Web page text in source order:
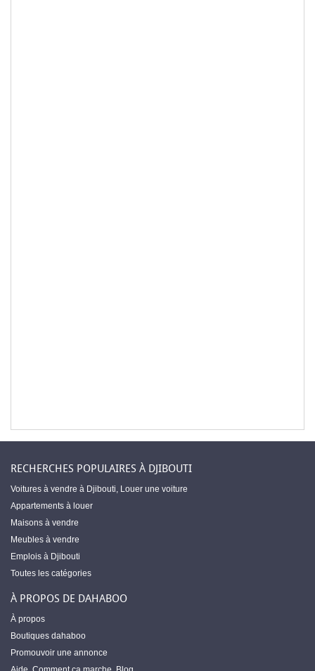
RECHERCHES POPULAIRES À DJIBOUTI
Voitures à vendre à Djibouti, Louer une voiture
Appartements à louer
Maisons à vendre
Meubles à vendre
Emplois à Djibouti
Toutes les catégories
À PROPOS DE DAHABOO
À propos
Boutiques dahaboo
Promouvoir une annonce